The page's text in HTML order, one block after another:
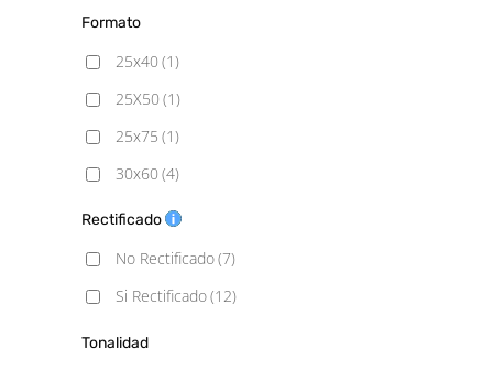
Formato
25x40 (1)
25X50 (1)
25x75 (1)
30x60 (4)
30x60 Pasta Roja
33.3X33.3
(1)
33.3x90
(14)
Rectificado
No Rectificado(7)
Si Rectificado(12)
Tonalidad